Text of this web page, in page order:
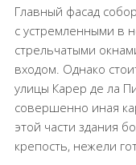
Главный фасад
с устремленными в
стрельчатыми
входом. Однако
улицы Карер де ла
совершенно иная
этой части здания
крепость, нежели